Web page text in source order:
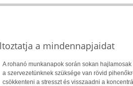
a mindennapjaidat
A rohanó munkanapok során sokan
a szervezetünknek szüksége van rövid
csökkenteni a stresszt és visszaadni a